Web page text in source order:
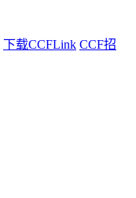
下载CCFLink CCF招